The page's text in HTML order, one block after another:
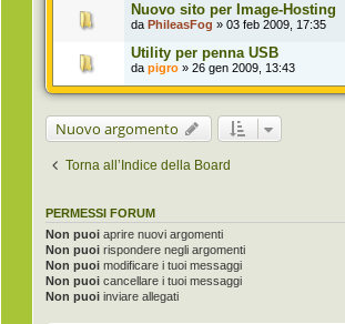
Nuovo sito per Image-Hosting
da PhileasFog » 03 feb 2009, 17:35
Utility per penna USB
da pigro » 26 gen 2009, 13:43
Nuovo argomento
Torna all’Indice della Board
PERMESSI FORUM
Non puoi aprire nuovi argomenti
Non puoi rispondere negli argomenti
Non puoi modificare i tuoi messaggi
Non puoi cancellare i tuoi messaggi
Non puoi inviare allegati